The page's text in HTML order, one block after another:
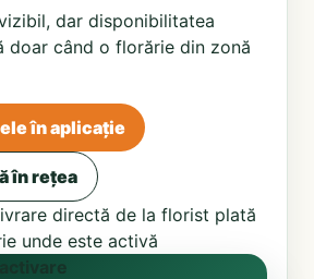
dar disponibilitatea
doar când o florărie din zonă
în aplicație
în rețea
directă de la florist plată
unde este activă
activare